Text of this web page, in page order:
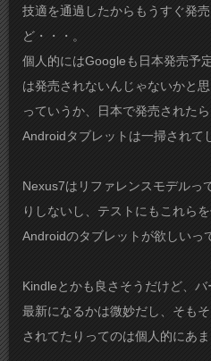
技適を通過したからもうすぐ発
ど・・・。
個人的にはGoogleも日本発売予
は発売されないんじゃないかと思
っていうか、日本で発売された
Androidタブレットは一掃されて
Nexus7はリファレンスモデルっ
りしないし、テストにもこれら
Androidのタブレットが欲しいっ
Kindleとかも良さそうだけど、
最新になるかは微妙だし、そも
されてたりってのは個人的にあま